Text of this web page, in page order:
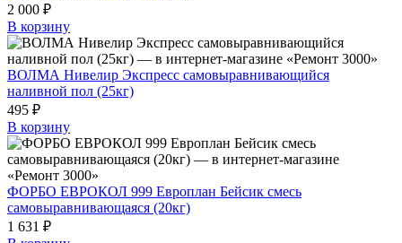
2 000 ₽
В корзину
ВОЛМА Нивелир Экспресс самовыравнивающийся
наливной пол (25кг)
495 ₽
В корзину
ФОРБО ЕВРОКОЛ 999 Европлан Бейсик смесь
самовыравнивающаяся (20кг)
1 631 ₽